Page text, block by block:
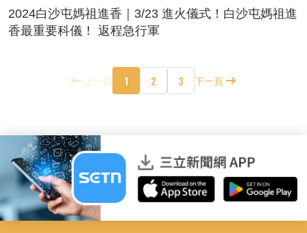
2024白沙屯媽祖進香｜3/23 進火儀式！白沙屯媽祖進
香最重要科儀！ 返程急行軍
上一頁 1 2 3 下一頁